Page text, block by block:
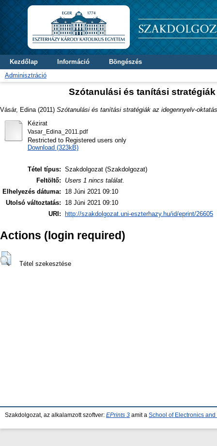
Kezdőlap Információ
Böngészés
Adminisztráció
Szótanulási és tanítási
Vásár, Edina (2011) Szótanulási és tanítási stratégiák az idegennyelv-
Kézirat
Vasar_Edina_2011.pdf
Restricted to Registered users only
Download (323kB)
Tétel típus: Szakdolgozat (Szakdolgozat)
Feltöltő:
Users 1 nincs találat.
Elhelyezés dátuma:
18 Júni 2021 09:10
Utolsó változtatás:
18 Júni 2021 09:10
URI:
http://szakdolgozat.uni-eszterhazy.hu/id/eprint/26605
Actions (login required)
Tétel szekesztése
Szakdolgozat, az alkalamzott szoftver: EPrints 3 amit a School of Electronics